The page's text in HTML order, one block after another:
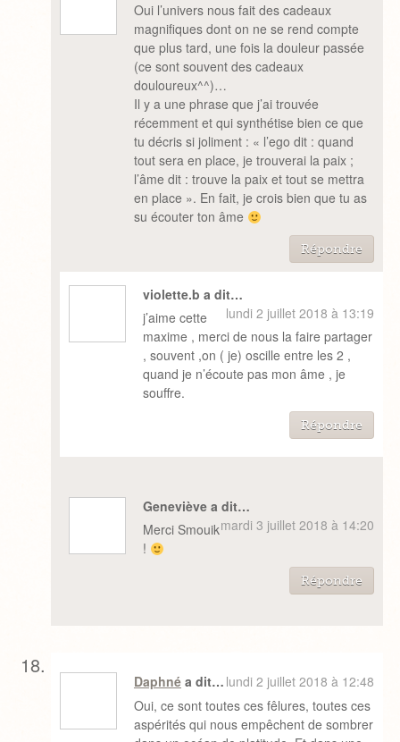
Oui l’univers nous fait des cadeaux
magnifiques dont on ne se rend compte
que plus tard, une fois la douleur passée
(ce sont souvent des cadeaux
douloureux^^)…
Il y a une phrase que j’ai trouvée
récemment et qui synthétise bien ce que
tu décris si joliment : « l’ego dit : quand
tout sera en place, je trouverai la paix ;
l’âme dit : trouve la paix et tout se mettra
en place ». En fait, je crois bien que tu as
su écouter ton âme
Répondre
violette.b a dit…
lundi 2 juillet 2018 à 13:19
j’aime cette
maxime , merci de nous la faire partager
, souvent ,on ( je) oscille entre les 2 ,
quand je n’écoute pas mon âme , je
souffre.
Répondre
Geneviève a dit…
mardi 3 juillet 2018 à 14:20
Merci Smouik
!
Répondre
Daphnéa dit… lundi 2 juillet 2018 à 12:48
Oui, ce sont toutes ces fêlures, toutes ces
aspérités qui nous empêchent de sombrer